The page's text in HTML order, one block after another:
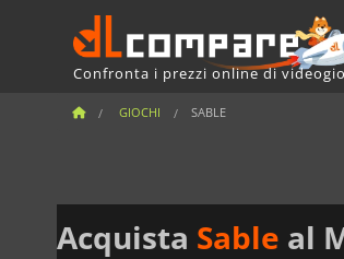
Confronta i prezzi online di
GIOCHI SABLE
Acquista Sable al